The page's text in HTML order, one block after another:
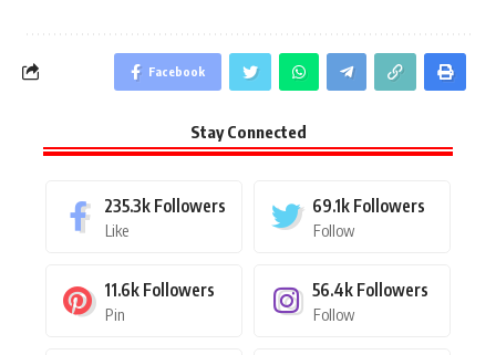
Facebook
Stay Connected
235.3k Followers
Like
69.1k Followers
Follow
11.6k Followers
Pin
56.4k Followers
Follow